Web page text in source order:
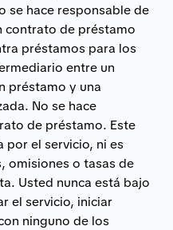
se hace responsable de
contrato de préstamo
préstamos para los
entre un
préstamo y una
No se hace
de préstamo. Este
el servicio, ni es
omisiones o tasas de
Usted nunca está bajo
el servicio, iniciar
ninguno de los